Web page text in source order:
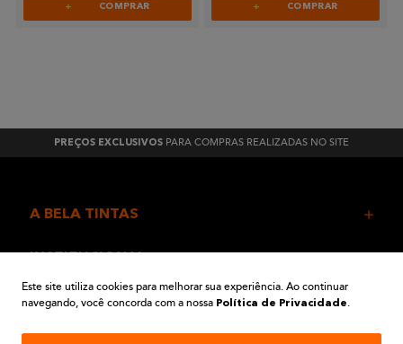
COMPRAR COMPRAR
PREÇOS EXCLUSIVOS PARA COMPRAS REALIZADAS NO SITE
A BELA TINTAS
AJUDA E SUPORTE
Este site utiliza cookies para melhorar sua experiência. Ao continuar
navegando, você concorda com a nossa Política de Privacidade.